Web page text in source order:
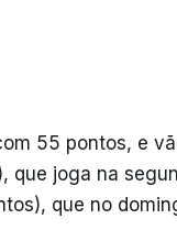
55 pontos, e
que joga na
que no